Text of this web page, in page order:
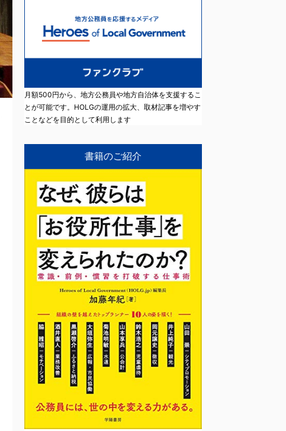
月額500円から、地方公務員や地方自治体を支援するこ
とが可能です。HOLGの運用の拡大、取材記事を増やす
ことなどを目的として利用します
書籍のご紹介